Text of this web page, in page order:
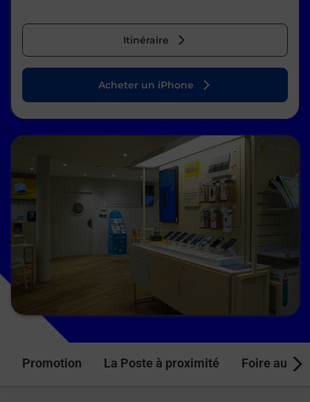
Itinéraire
Acheter un iPhone
Promotion La Poste à proximité Foire aux